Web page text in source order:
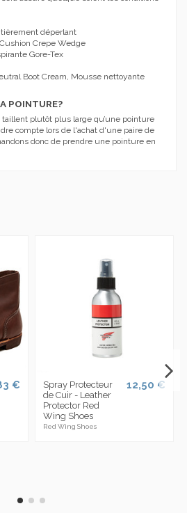
déperlant
Crepe Wedge
Gore-Tex
Boot Cream, Mousse nettoyante
POINTURE?
plutôt plus large qu’une pointure
compte lors de l'achat d'une paire de
donc de prendre une pointure en
€
Spray Protecteur
de Cuir - Leather
Protector Red
Wing Shoes
Red Wing Shoes
12,50 €